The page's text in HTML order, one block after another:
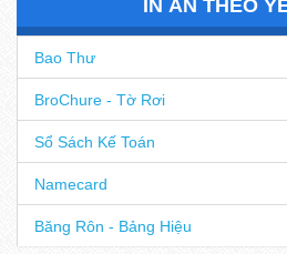
IN ẤN THEO
Bao Thư
BroChure - Tờ Rơi
Sổ Sách Kế Toán
Namecard
Băng Rôn - Bảng Hiệu